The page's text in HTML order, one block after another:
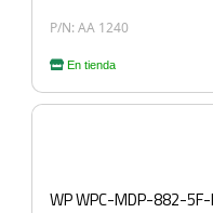
P/N: AA 1240
En tienda
WP WPC-MDP-882-